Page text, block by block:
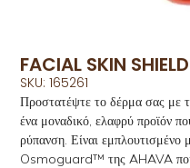
FACIAL SKIN
SKU: 165261
Προστατέψτε το δέρμα σας
ένα μοναδικό, ελαφρύ προϊόν
ρύπανση. Είναι εμπλουτισμένο
Osmoguard™ της AHAVA που